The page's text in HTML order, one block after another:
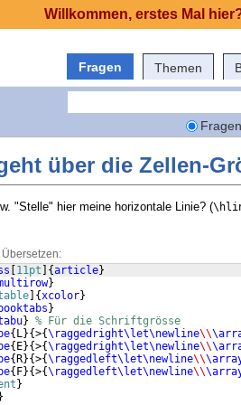
Fragen Themen
Fragen
über die Zellen-
"Stelle" hier meine horizontale Linie? (
11pt {article}
}
{xcolor}
booktabs }
} % Für die Schriftgrösse
{ L}{>{\raggedright\let\newline\\
{ E}{>{\raggedright\let\newline\\
{ R}{>{\raggedleft\let\newline\\
{ F}{>{\raggedleft\let\newline\\
}
}
Willkommen, erstes Mal